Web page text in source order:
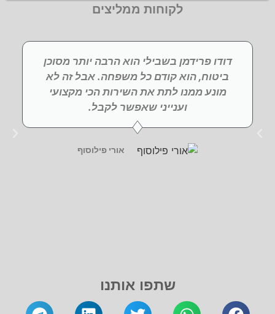
לקוחות ממליצים
דודו פרידמן בשבילי הוא הרבה יותר מסוכן
ביטוח, הוא קודם כל משפחה. אבל זה לא
מונע ממנו לתת את השירות הכי מקצועי
וענייני שאפשר לקבל.
אורי פילוסוף
שתפו אותנו